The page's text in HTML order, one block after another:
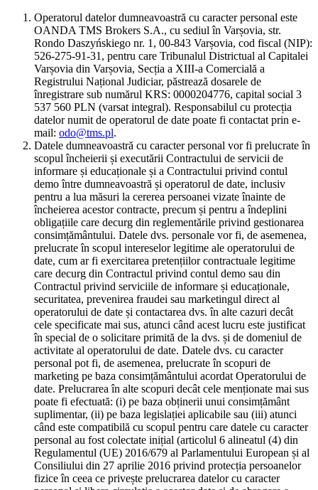
Operatorul datelor dumneavoastră cu caracter personal este
OANDA TMS Brokers S.A., cu sediul în Varșovia, str.
Rondo Daszyńskiego nr. 1, 00-843 Varșovia, cod fiscal (NIP):
526-275-91-31, pentru care Tribunalul Districtual al Capitalei
Varșovia din Varșovia, Secția a XIII-a Comercială a
Registrului Național Judiciar, păstrează dosarele de
înregistrare sub numărul KRS: 0000204776, capital social 3
537 560 PLN (varsat integral). Responsabilul cu protecția
datelor numit de operatorul de date poate fi contactat prin e-
mail: odo@tms.pl.
Datele dumneavoastră cu caracter personal vor fi prelucrate în
scopul încheierii și executării Contractului de servicii de
informare și educaționale și a Contractului privind contul
demo între dumneavoastră și operatorul de date, inclusiv
pentru a lua măsuri la cererea persoanei vizate înainte de
încheierea acestor contracte, precum și pentru a îndeplini
obligațiile care decurg din reglementările privind gestionarea
consimțământului. Datele dvs. personale vor fi, de asemenea,
prelucrate în scopul intereselor legitime ale operatorului de
date, cum ar fi exercitarea pretențiilor contractuale legitime
care decurg din Contractul privind contul demo sau din
Contractul privind serviciile de informare și educaționale,
securitatea, prevenirea fraudei sau marketingul direct al
operatorului de date și contactarea dvs. în alte cazuri decât
cele specificate mai sus, atunci când acest lucru este justificat
în special de o solicitare primită de la dvs. și de domeniul de
activitate al operatorului de date. Datele dvs. cu caracter
personal pot fi, de asemenea, prelucrate în scopuri de
marketing pe baza consimțământului acordat Operatorului de
date. Prelucrarea în alte scopuri decât cele menționate mai sus
poate fi efectuată: (i) pe baza obținerii unui consimțământ
suplimentar, (ii) pe baza legislației aplicabile sau (iii) atunci
când este compatibilă cu scopul pentru care datele cu caracter
personal au fost colectate inițial (articolul 6 alineatul (4) din
Regulamentul (UE) 2016/679 al Parlamentului European și al
Consiliului din 27 aprilie 2016 privind protecția persoanelor
fizice în ceea ce privește prelucrarea datelor cu caracter